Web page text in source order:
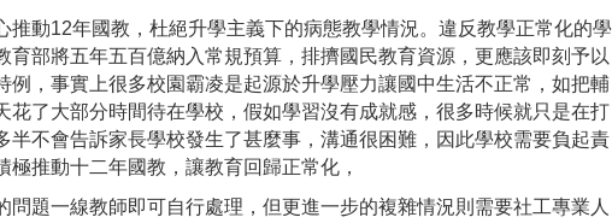
動12年國教，杜絕升學主義下的病態教學情況。違反教學正常化的學
部將五年五百億納入常規預算，排擠國民教育資源，更應該即刻予以
，事實上很多校園霸凌是起源於升學壓力讓國中生活不正常，如把輔
了大部分時間待在學校，假如學習沒有成就感，很多時候就只是在打
不會告訴家長學校發生了甚麼事，溝通很困難，因此學校需要負起責
推動十二年國教，讓教育回歸正常化，
一線教師即可自行處理，但更進一步的複雜情況則需要社工專業人